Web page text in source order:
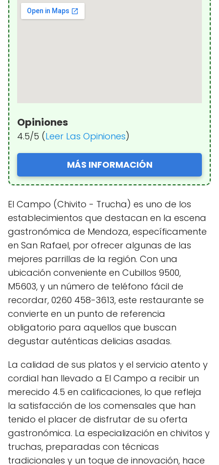
Opiniones
4.5/5 (Leer Las Opiniones)
MÁS INFORMACIÓN
El Campo (Chivito - Trucha) es uno de los
establecimientos que destacan en la escena
gastronómica de Mendoza, específicamente
en San Rafael, por ofrecer algunas de las
mejores parrillas de la región. Con una
ubicación conveniente en Cubillos 9500,
M5603, y un número de teléfono fácil de
recordar, 0260 458-3613, este restaurante se
convierte en un punto de referencia
obligatorio para aquellos que buscan
degustar auténticas delicias asadas.
La calidad de sus platos y el servicio atento y
cordial han llevado a El Campo a recibir un
merecido 4.5 en calificaciones, lo que refleja
la satisfacción de los comensales que han
tenido el placer de disfrutar de su oferta
gastronómica. La especialización en chivitos y
truchas, preparadas con técnicas
tradicionales y un toque de innovación, hace